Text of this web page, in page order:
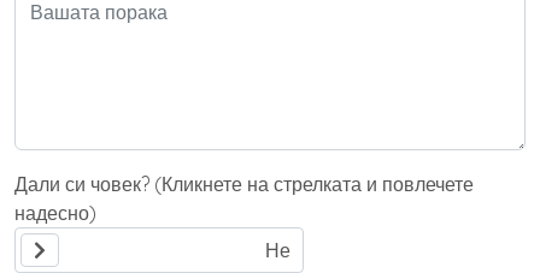
Дали си човек? (Кликнете на стрелката и повлечете
надесно)